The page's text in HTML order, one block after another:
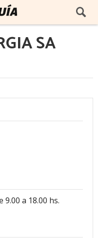
SA
a 18.00 hs.